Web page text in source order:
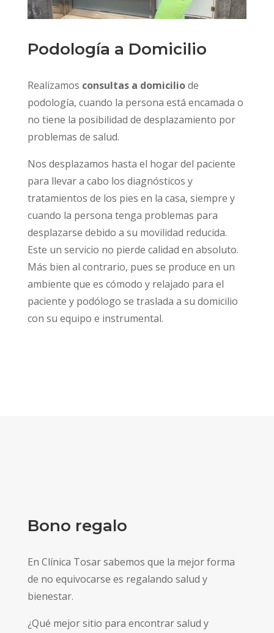
Podología a Domicilio
Realizamos consultas a domiciliode
podología, cuando la persona está encamada o
no tiene la posibilidad de desplazamiento por
problemas de salud.
Nos desplazamos hasta el hogar del paciente
para llevar a cabo los diagnósticos y
tratamientos de los pies en la casa, siempre y
cuando la persona tenga problemas para
desplazarse debido a su movilidad reducida.
Este un servicio no pierde calidad en absoluto.
Más bien al contrario, pues se produce en un
ambiente que es cómodo y relajado para el
paciente y podólogo se traslada a su domicilio
con su equipo e instrumental.
Bono regalo
En Clínica Tosar sabemos que la mejor forma
de no equivocarse es regalando salud y
bienestar.
¿Qué mejor sitio para encontrar salud y